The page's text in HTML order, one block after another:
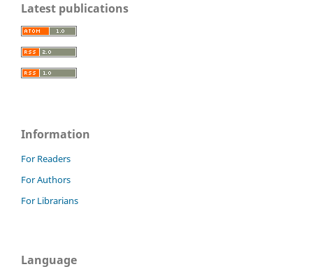
Latest publications
Information
For Readers
For Authors
For Librarians
Language